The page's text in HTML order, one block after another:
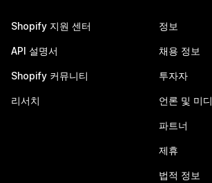
Shopify 지원 센터
API 설명서
Shopify 커뮤니티
리서치
정보
채용 정보
투자자
언론 및 미
파트너
제휴
법적 정보